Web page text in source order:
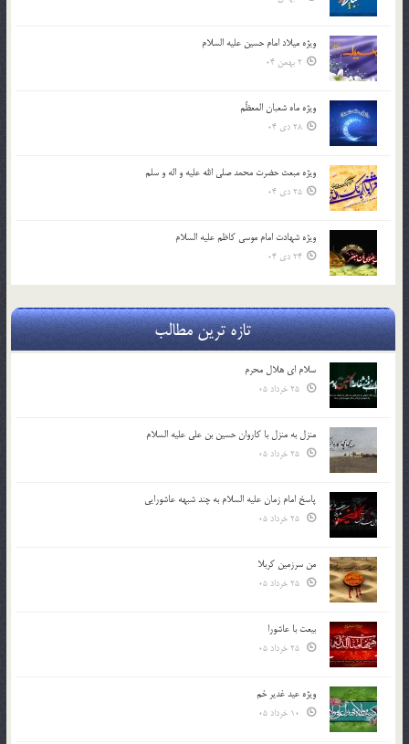
ویژه میلاد امام حسین علیه السلام
2 بهمن 04
ویژه ماه شعبان المعظّم
28 دی 04
ویژه مبعث حضرت محمد صلی الله علیه و اله و سلم
25 دی 04
ویژه شهادت امام موسی کاظم علیه السلام
24 دی 04
تازه ترین مطالب
سلام ای هلال محرم
منزل به منزل با کاروان حسین بن علی علیه السلام
پاسخ امام زمان علیه السلام به چند شبهه عاشورایی
من سرزمین کربلا
بیعت با عاشورا
ویژه عید غدیر خم